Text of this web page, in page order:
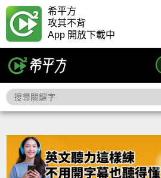
希平方
攻其不背
App 開放下載中